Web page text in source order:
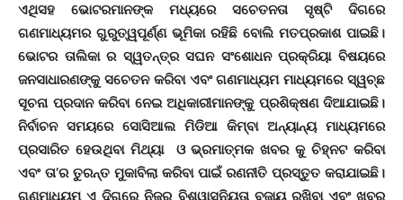
ଏଥିସହ ଭୋଟରମାନଙ୍କ ମଧ୍ୟରେ ସଚେତନତା ସୃଷ୍ଟି ଦିଗରେ
ଗଣମାଧ୍ୟମର ଗୁରୁତ୍ୱପୂର୍ଣ୍ଣ ଭୂମିକା ରହିଛି ବୋଲି ମତପ୍ରକାଶ ପାଇଛି।
ଭୋଟର ତାଲିକା ର ସ୍ୱତନ୍ତ୍ର ସଘନ ସଂଶୋଧନ ପ୍ରକ୍ରିୟା ବିଷୟରେ
ଜନସାଧାରଣଙ୍କୁ ସଚେତନ କରିବା ଏବଂ ଗଣମାଧ୍ୟମ ମାଧ୍ୟମରେ ସ୍ୱଚ୍ଛ
ସୂଚନା ପ୍ରଦାନ କରିବା ନେଇ ଅଧିକାରୀମାନଙ୍କୁ ପ୍ରଶିକ୍ଷଣ ଦିଆଯାଇଛି।
ନିର୍ବାଚନ ସମୟରେ ସୋସିଆଲ ମିଡିଆ କିମ୍ବା ଅନ୍ୟାନ୍ୟ ମାଧ୍ୟମରେ
ପ୍ରସାରିତ ହେଉଥିବା ମିଥ୍ୟା ଓ ଭ୍ରମାତ୍ମକ ଖବର କୁ ଚିହ୍ନଟ କରିବା
ଏବଂ ତା’ର ତୁରନ୍ତ ମୁକାବିଲା କରିବା ପାଇଁ ରଣନୀତି ପ୍ରସ୍ତୁତ କରାଯାଇଛି।
ଗଣମାଧ୍ୟମ ଏ ଦିଗରେ ନିଜର ବିଶ୍ୱାସନିୟତା ବଜାୟ ରଖିବା ଏବଂ ଖବର